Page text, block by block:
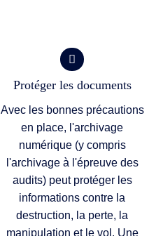
Protéger les documents
Avec les bonnes précautions
en place, l'archivage
numérique (y compris
l'archivage à l'épreuve des
audits) peut protéger les
informations contre la
destruction, la perte, la
manipulation et le vol. Une